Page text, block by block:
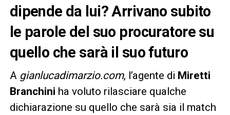
dipende da lui? Arrivano subito
le parole del suo procuratore su
quello che sarà il suo futuro
A gianlucadimarzio.com, l’agente di Miretti
Branchini ha voluto rilasciare qualche
dichiarazione su quello che sarà sia il match